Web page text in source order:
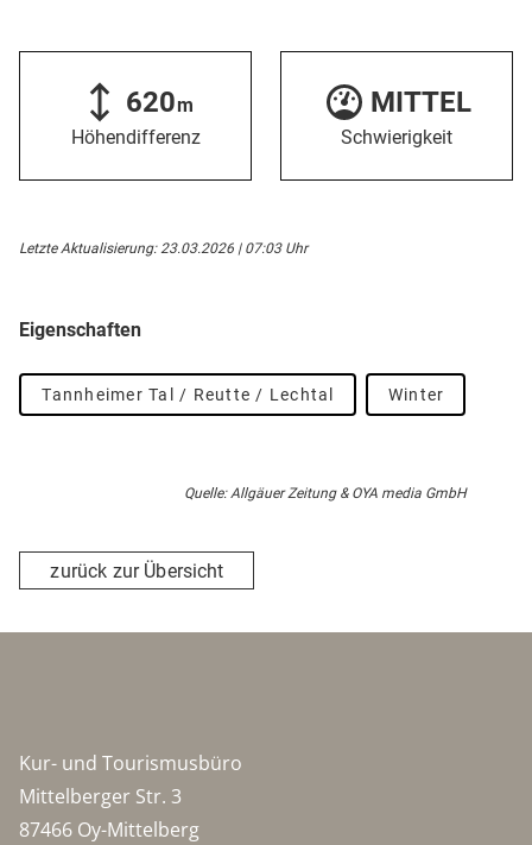
620m
Höhendifferenz
MITTEL
Schwierigkeit
Letzte Aktualisierung: 23.03.2026 | 07:03 Uhr
Eigenschaften
Tannheimer Tal / Reutte / Lechtal Winter
Quelle: Allgäuer Zeitung & OYA media GmbH
zurück zur Übersicht
Kur- und Tourismusbüro
Mittelberger Str. 3
87466 Oy-Mittelberg